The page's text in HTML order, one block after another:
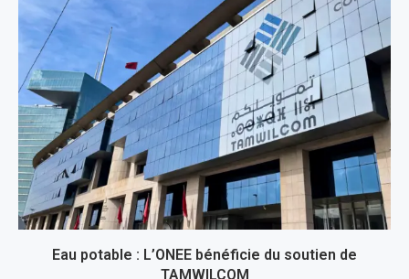
Eau potable : L’ONEE bénéficie du soutien de
TAMWILCOM